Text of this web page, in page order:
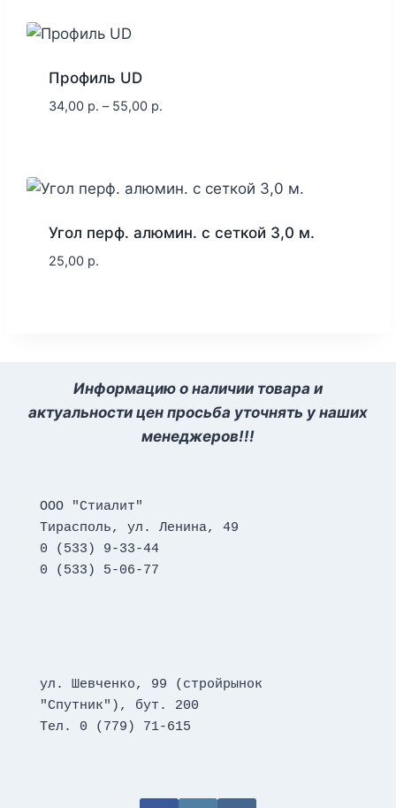
Профиль UD
34,00 р. – 55,00 р.
Угол перф. алюмин. с сеткой 3,0 м.
25,00 р.
Информацию о наличии товара и
актуальности цен просьба уточнять у наших
менеджеров!!!
ООО "Стиалит"
Тирасполь, ул. Ленина, 49
0 (533) 9-33-44
0 (533) 5-06-77
ул. Шевченко, 99 (стройрынок
"Спутник"), бут. 200
Тел. 0 (779) 71-615